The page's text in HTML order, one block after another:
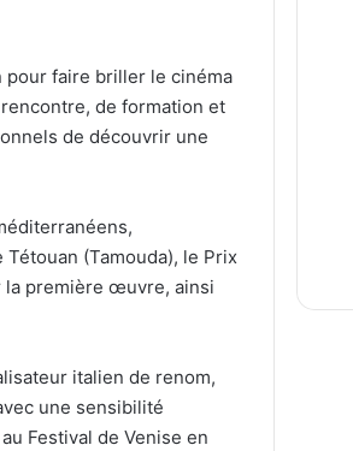
faire briller le cinéma
de formation et
de découvrir une
(Tamouda), le Prix
la première œuvre, ainsi
italien de renom,
une sensibilité
Festival de Venise en